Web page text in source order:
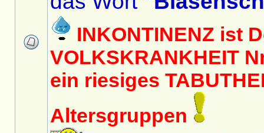
INKONTINENZ ist
VOLKSKRANKHEIT
ein riesiges
Altersgruppen